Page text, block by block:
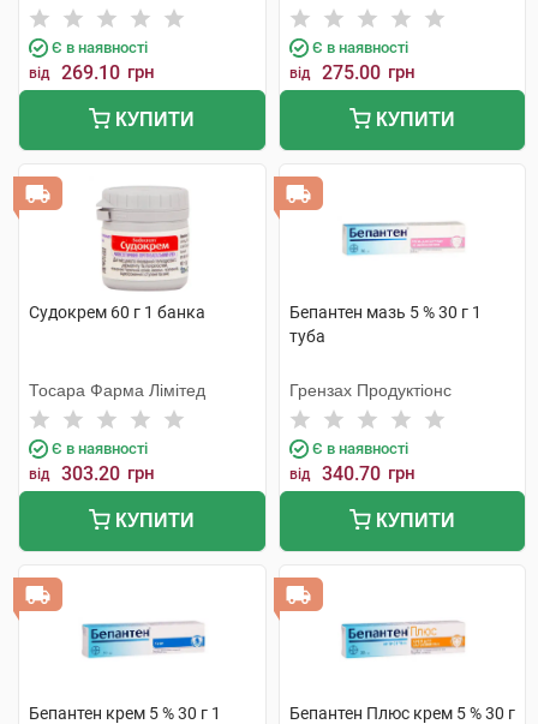
Є в наявності
від 269.10 грн
КУПИТИ
Є в наявності
від 275.00 грн
КУПИТИ
Судокрем 60 г 1 банка
Тосара Фарма Лімітед
Є в наявності
від 303.20 грн
КУПИТИ
Бепантен мазь 5 % 30 г 1
туба
Грензах Продуктіонс
Є в наявності
від 340.70 грн
КУПИТИ
Бепантен крем 5 % 30 г 1
Бепантен Плюс крем 5 % 30 г